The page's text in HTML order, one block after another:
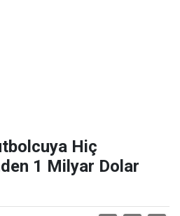
Hiç
1 Milyar Dolar